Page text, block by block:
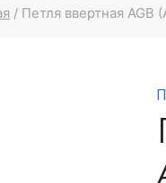
/ Петля ввертная AGB